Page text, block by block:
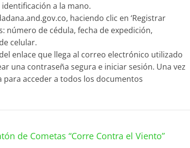
a la mano.
haciendo clic en ‘Registrar
número de cédula, fecha de expedición,
celular.
enlace que llega al correo electrónico utilizado
una contraseña segura e iniciar sesión. Una vez
acceder a todos los documentos
de Cometas “Corre Contra el Viento”